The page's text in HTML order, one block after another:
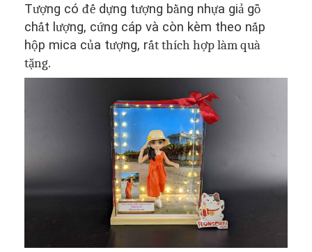
Tượng có đế dựng tượng bằng nhựa giả gỗ
chất lượng, cứng cáp và còn kèm theo nắp
hộp mica của tượng, rất thích hợp làm quà
tặng.